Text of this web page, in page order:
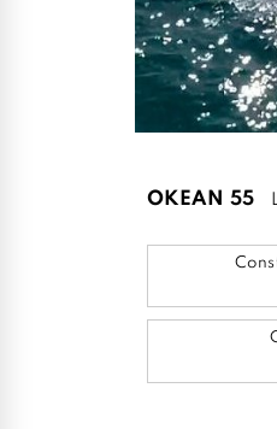
OKEAN 55